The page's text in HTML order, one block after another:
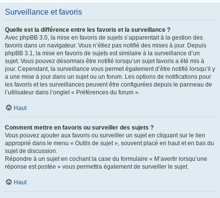
Surveillance et favoris
Quelle est la différence entre les favoris et la surveillance ?
Avec phpBB 3.0, la mise en favoris de sujets s’apparentait à la gestion des
favoris dans un navigateur. Vous n’étiez pas notifié des mises à jour. Depuis
phpBB 3.1, la mise en favoris de sujets est similaire à la surveillance d’un
sujet. Vous pouvez désormais être notifié lorsqu’un sujet favoris a été mis à
jour. Cependant, la surveillance vous permet également d’être notifié lorsqu’il y
a une mise à jour dans un sujet ou un forum. Les options de notifications pour
les favoris et les surveillances peuvent être configurées depuis le panneau de
l’utilisateur dans l’onglet « Préférences du forum ».
Haut
Comment mettre en favoris ou surveiller des sujets ?
Vous pouvez ajouter aux favoris ou surveiller un sujet en cliquant sur le lien
approprié dans le menu « Outils de sujet », souvent placé en haut et en bas du
sujet de discussion.
Répondre à un sujet en cochant la case du formulaire « M’avertir lorsqu’une
réponse est postée » vous permettra également de surveiller le sujet.
Haut